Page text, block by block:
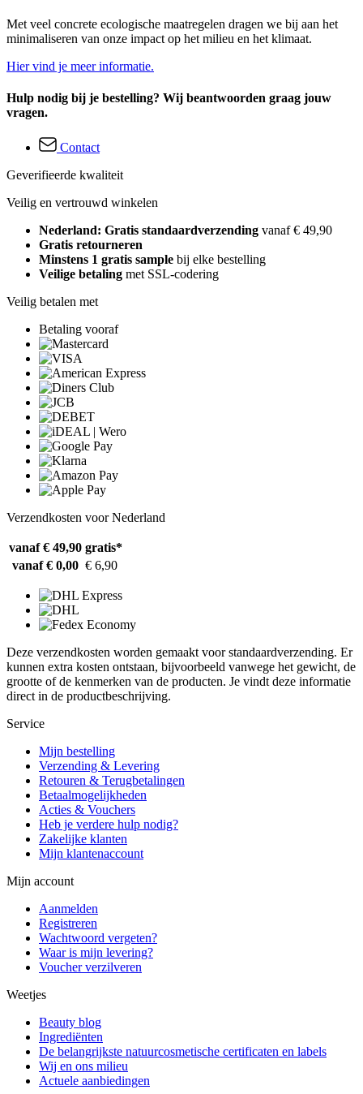
Met veel concrete ecologische maatregelen dragen we bij aan het
minimaliseren van onze impact op het milieu en het klimaat.
Hier vind je meer informatie.
Hulp nodig bij je bestelling? Wij beantwoorden graag jouw
vragen.
Contact
Geverifieerde kwaliteit
Veilig en vertrouwd winkelen
Nederland: Gratis standaardverzending vanaf € 49,90
Gratis retourneren
Minstens 1 gratis sample bij elke bestelling
Veilige betaling met SSL-codering
Veilig betalen met
Betaling vooraf
Verzendkosten voor Nederland
vanaf € 49,90 gratis*
vanaf € 0,00 € 6,90
Deze verzendkosten worden gemaakt voor standaardverzending. Er
kunnen extra kosten ontstaan, bijvoorbeeld vanwege het gewicht, de
grootte of de kenmerken van de producten. Je vindt deze informatie
direct in de productbeschrijving.
Service
Mijn bestelling
Verzending & Levering
Retouren & Terugbetalingen
Betaalmogelijkheden
Acties & Vouchers
Heb je verdere hulp nodig?
Zakelijke klanten
Mijn klantenaccount
Mijn account
Aanmelden
Registreren
Wachtwoord vergeten?
Waar is mijn levering?
Voucher verzilveren
Weetjes
Beauty blog
Ingrediënten
De belangrijkste natuurcosmetische certificaten en labels
Wij en ons milieu
Actuele aanbiedingen